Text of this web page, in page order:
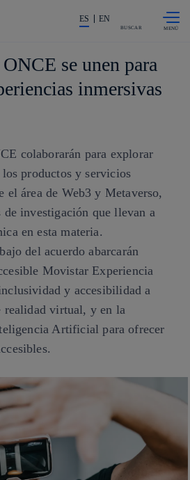
La acción en accionistas e
ES EN
BUSCAR
se unen para
inmersivas
colaborarán para explorar
productos y servicios
el área de Web3 y Metaverso,
de investigación que llevan a
en esta materia.
del acuerdo abarcarán
Movistar Experiencia
y accesibilidad a
realidad virtual, y en la
Artificial para ofrecer